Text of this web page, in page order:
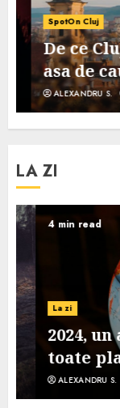
SpotOn Cluj
De ce
asa de
ALEXANDRU S.
LA ZI
4 min read
La zi
2024, un
toate
ALEXANDRU S.